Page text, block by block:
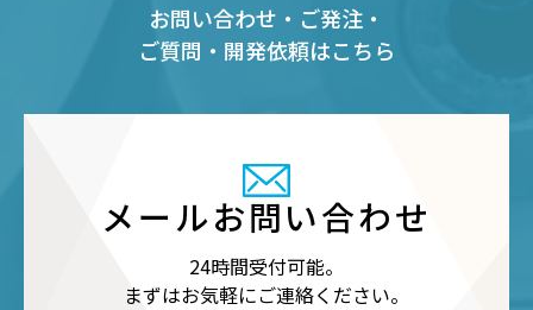
お問い合わせ・ご発注・
ご質問・開発依頼はこちら
メールお問い合わせ
24時間受付可能。
まずはお気軽にご連絡ください。